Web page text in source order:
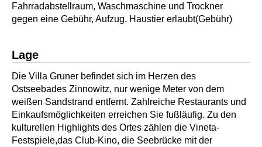
Fahrradabstellraum, Waschmaschine und Trockner
gegen eine Gebühr, Aufzug, Haustier erlaubt(Gebühr)
Lage
Die Villa Gruner befindet sich im Herzen des
Ostseebades Zinnowitz, nur wenige Meter von dem
weißen Sandstrand entfernt. Zahlreiche Restaurants und
Einkaufsmöglichkeiten erreichen Sie fußläufig. Zu den
kulturellen Highlights des Ortes zählen die Vineta-
Festspiele,das Club-Kino, die Seebrücke mit der